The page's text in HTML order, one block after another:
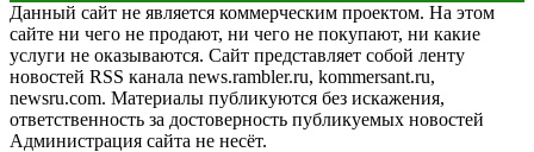
Данный сайт не является коммерческим проектом. На этом
сайте ни чего не продают, ни чего не покупают, ни какие
услуги не оказываются. Сайт представляет собой ленту
новостей RSS канала news.rambler.ru, kommersant.ru,
newsru.com. Материалы публикуются без искажения,
ответственность за достоверность публикуемых новостей
Администрация сайта не несёт.